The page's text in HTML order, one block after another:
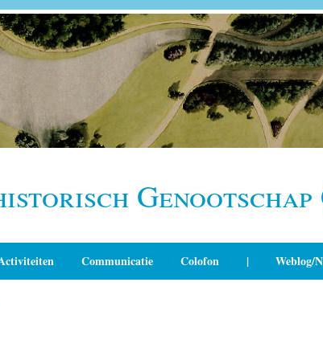
Genootschap
Communicatie Colofon | Weblog/